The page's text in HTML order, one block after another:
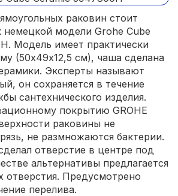
раковин стоит
немецкой модели Grohe Cube
Модель имеет практически
(50х49х12,5 см), чаша сделана
Эксперты называют
он сохраняется в течение
сантехнического изделия.
покрытию GROHE
раковины не
не размножаются бактерии.
отверстие в центре под
альтернативы предлагается
отверстия. Предусмотрено
перелива.